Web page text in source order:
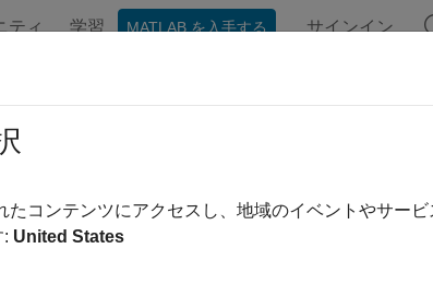
ティ 学習 MATLAB を入手する サインイン
soc.sdk.Hardware
soc.sdk
たコンテンツにアクセスし、地域のイベントやサー
: United States